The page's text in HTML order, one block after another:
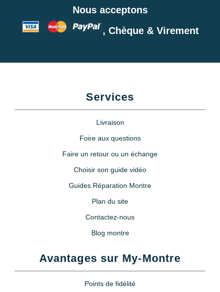
5,90 €
Monocle loupe horloger à pince
grossissement X5
Etau montre horlogerie
7,90 €
Lubrijoint – Graisse pour Joint
8,90 €
Poire soufflante anti poussière +
5,90 €
Poire soufflante pour appareil
Nous acceptons
, Chèque & Virement
Services
Livraison
Foire aux questions
Faire un retour ou un échange
Choisir son guide vidéo
Guides Réparation Montre
Plan du site
Contactez-nous
Blog montre
Avantages sur My-Montre
Points de fidélité